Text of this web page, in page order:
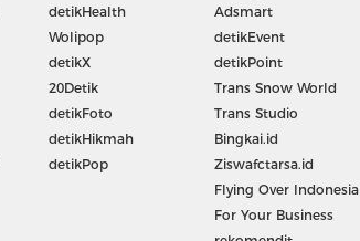
detikHealth
Wolipop
detikX
20Detik
detikFoto
detikHikmah
detikPop
Adsmart
detikEvent
detikPoint
Trans Snow World
Trans Studio
Bingkai.id
Ziswafctarsa.id
Flying Over Indonesia
For Your Business